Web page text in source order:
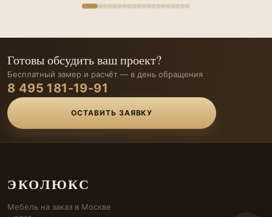
Готовы обсудить ваш проект?
Бесплатный замер и расчёт — в день обращения
8 495 181-19-91
ОСТАВИТЬ ЗАЯВКУ
ЭКОЛЮКС
Мебель на заказ в Москве